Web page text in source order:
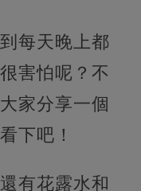
每天晚上都
害怕呢？不
家分享一個
下吧！
有花露水和